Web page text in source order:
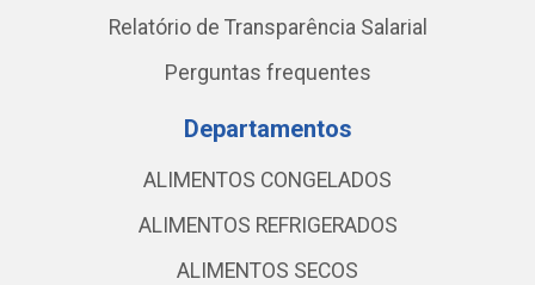
Relatório de Transparência Salarial
Perguntas frequentes
Departamentos
ALIMENTOS CONGELADOS
ALIMENTOS REFRIGERADOS
ALIMENTOS SECOS